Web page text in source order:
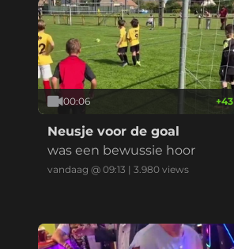
00:06 +43
Neusje voor de goal
was een bewussie hoor
vandaag @ 09:13 | 3.980 views